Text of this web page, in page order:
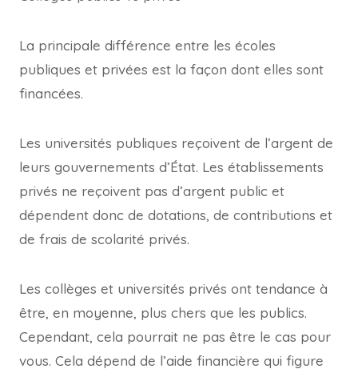
La principale différence entre les écoles
publiques et privées est la façon dont elles sont
financées.
Les universités publiques reçoivent de l’argent de
leurs gouvernements d’État. Les établissements
privés ne reçoivent pas d’argent public et
dépendent donc de dotations, de contributions et
de frais de scolarité privés.
Les collèges et universités privés ont tendance à
être, en moyenne, plus chers que les publics.
Cependant, cela pourrait ne pas être le cas pour
vous. Cela dépend de l’aide financière qui figure